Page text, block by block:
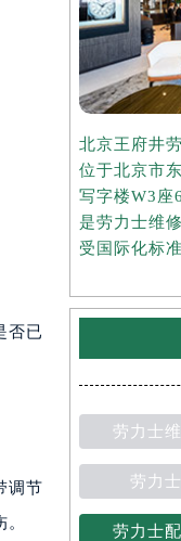
否已
调节
北京王府井
位于北京市
写字楼W3座
是劳力士维
受国际化标
劳力士
劳力士
劳力士